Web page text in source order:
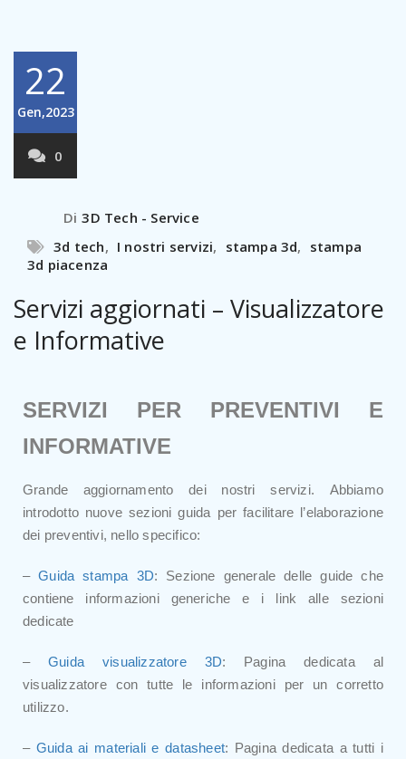
22
Gen,2023
0
Di 3D Tech - Service
3d tech, I nostri servizi, stampa 3d, stampa
3d piacenza
Servizi aggiornati – Visualizzatore
e Informative
SERVIZI PER PREVENTIVI E
INFORMATIVE
Grande aggiornamento dei nostri servizi. Abbiamo
introdotto nuove sezioni guida per facilitare l’elaborazione
dei preventivi, nello specifico:
–Guida stampa 3D: Sezione generale delle guide che
contiene informazioni generiche e i link alle sezioni
dedicate
–Guida visualizzatore 3D: Pagina dedicata al
visualizzatore con tutte le informazioni per un corretto
utilizzo.
– Guida ai materiali e datasheet: Pagina dedicata a tutti i